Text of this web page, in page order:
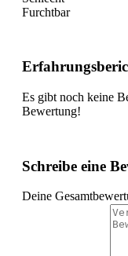
Furchtbar
Es gibt noch keine
Bewertung!
Schreibe eine
Deine